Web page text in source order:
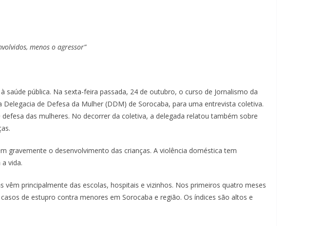
menos o agressor”
pública. Na sexta-feira passada, 24 de outubro, o curso de Jornalismo da
de Defesa da Mulher (DDM) de Sorocaba, para uma entrevista coletiva.
das mulheres. No decorrer da coletiva, a delegada relatou também sobre
gravemente o desenvolvimento das crianças. A violência doméstica tem
vida.
principalmente das escolas, hospitais e vizinhos. Nos primeiros quatro meses
de estupro contra menores em Sorocaba e região. Os índices são altos e